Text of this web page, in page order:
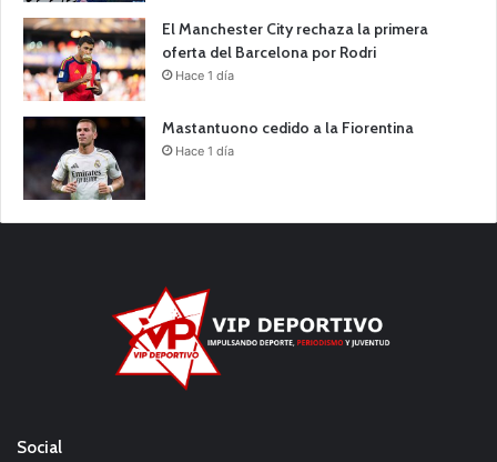
El Manchester City rechaza la primera
oferta del Barcelona por Rodri
Hace 1 día
Mastantuono cedido a la Fiorentina
Hace 1 día
Social